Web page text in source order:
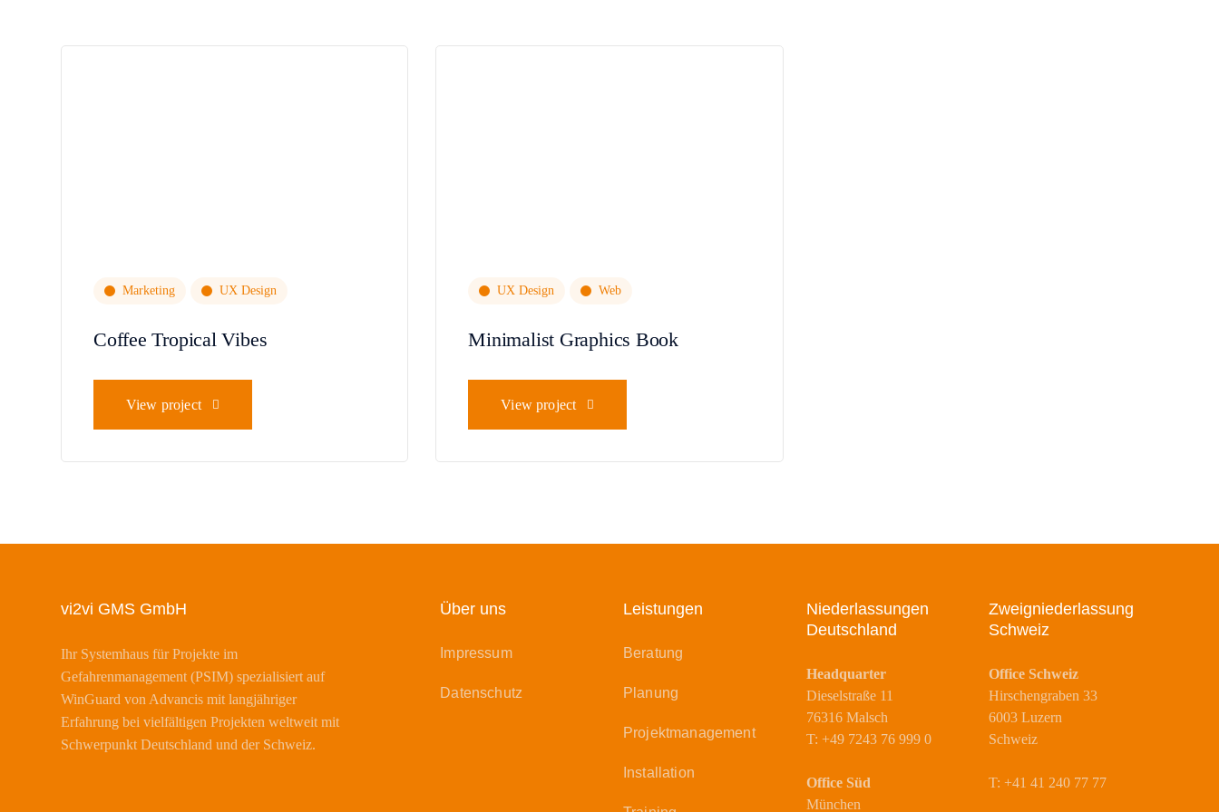
Marketing UX Design
Coffee Tropical Vibes
View project
UX Design Web
Minimalist Graphics Book
View project
vi2vi GMS GmbH
Ihr Systemhaus für Projekte im
Gefahrenmanagement (PSIM) spezialisiert auf
WinGuard von Advancis mit langjähriger
Erfahrung bei vielfältigen Projekten weltweit mit
Schwerpunkt Deutschland und der Schweiz.
Über uns
Impressum
Datenschutz
Leistungen
Beratung
Planung
Projektmanagement
Installation
Niederlassungen
Deutschland
Headquarter
Dieselstraße 11
76316 Malsch
T: +49 7243 76 999 0
Office Süd
München
Zweigniederlassung
Schweiz
Office Schweiz
Hirschengraben 33
6003 Luzern
Schweiz
T: +41 41 240 77 77